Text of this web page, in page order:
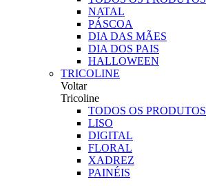
NATAL
PÁSCOA
DIA DAS MÃES
DIA DOS PAIS
HALLOWEEN
TRICOLINE
Voltar
Tricoline
TODOS OS PRODUTOS
LISO
DIGITAL
FLORAL
XADREZ
PAINÉIS